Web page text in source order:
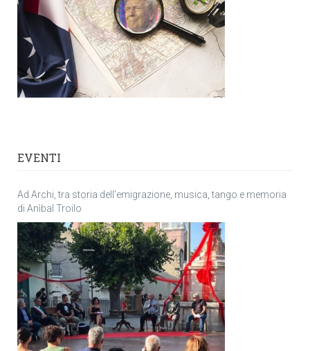
EVENTI
Ad Archi, tra storia dell’emigrazione, musica, tango e memoria
di Anìbal Troilo